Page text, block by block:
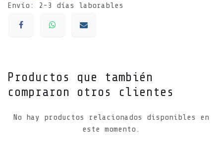
Envío: 2-3 días laborables
Productos que también
compraron otros clientes
No hay productos relacionados disponibles en
este momento.